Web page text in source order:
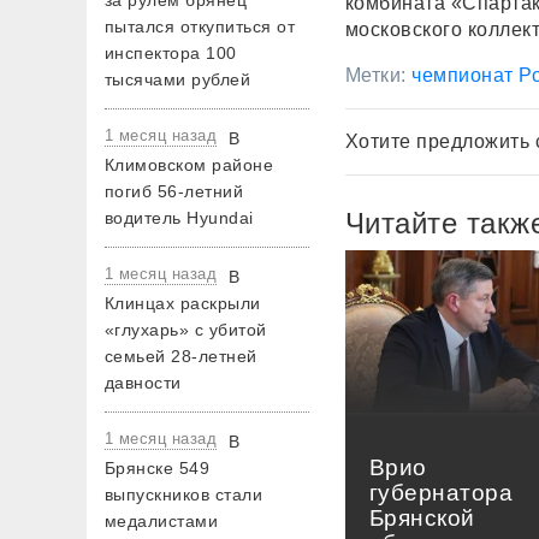
пытался откупиться от
инспектора 100
тысячами рублей
1 месяц назад
В
Климовском районе
погиб 56-летний
водитель Hyundai
1 месяц назад
В
Клинцах раскрыли
«глухарь» с убитой
семьей 28-летней
давности
1 месяц назад
В
Брянске 549
выпускников стали
медалистами
московского
Метки: чемпионат
Хотите
Читайте
Врио
губернатора
Брянской